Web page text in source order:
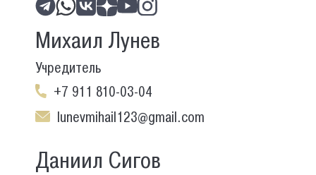
Михаил Лунев
Учредитель
+7 911 810-03-04
lunevmihail123@gmail.com
Даниил Сигов